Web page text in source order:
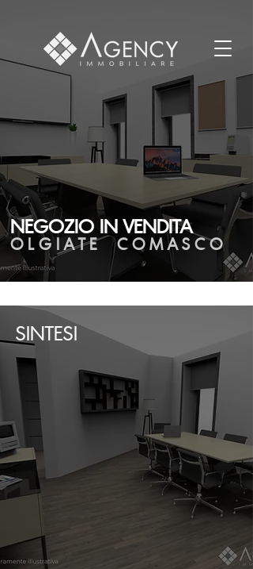
NEGOZIO IN VENDITA
O L G I A T E C O M A S C O
SINTESI